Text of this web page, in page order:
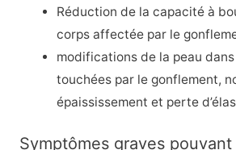
Réduction de la capacité à
corps affectée par le
modifications de la peau
touchées par le gonflement,
épaississement et perte
Symptômes graves